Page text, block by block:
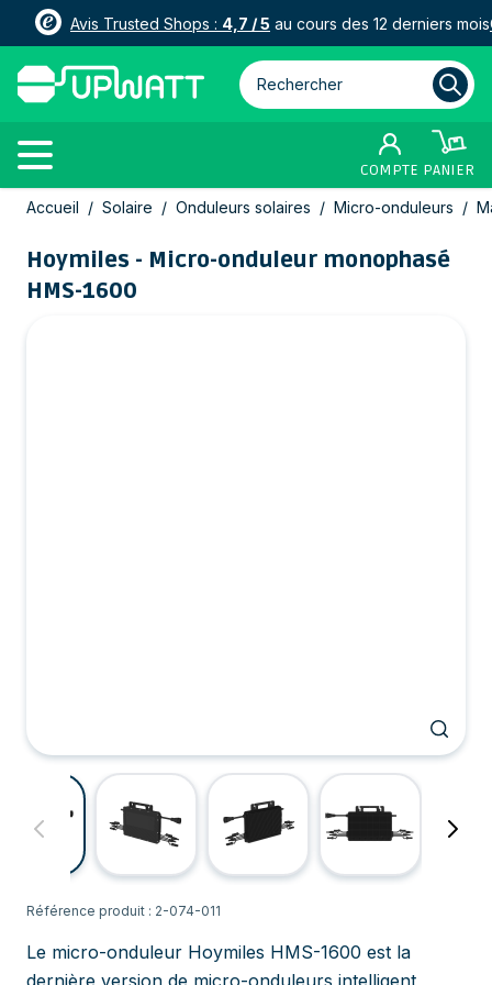
Avis Trusted Shops : 4,7 / 5 au cours des 12 derniers mois
Rechercher parmi plus de
COMPTE PANIER
Allez au contenu
Accueil / Solaire / Onduleurs solaires / Micro-onduleurs /
Hoymiles - Micro-onduleur monophasé
HMS-1600
Référence produit : 2-074-011
Le micro-onduleur Hoymiles HMS-1600 est la
dernière version de micro-onduleurs intelligent